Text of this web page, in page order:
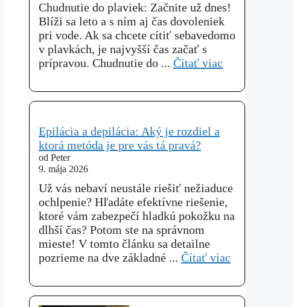
Chudnutie do plaviek: Začnite už dnes!
Blíži sa leto a s ním aj čas dovoleniek
pri vode. Ak sa chcete cítiť sebavedomo
v plavkách, je najvyšší čas začať s
prípravou. Chudnutie do ... Čítať viac
Epilácia a depilácia: Aký je rozdiel a
ktorá metóda je pre vás tá pravá?
od Peter
9. mája 2026
Už vás nebaví neustále riešiť nežiaduce
ochlpenie? Hľadáte efektívne riešenie,
ktoré vám zabezpečí hladkú pokožku na
dlhší čas? Potom ste na správnom
mieste! V tomto článku sa detailne
pozrieme na dve základné ... Čítať viac